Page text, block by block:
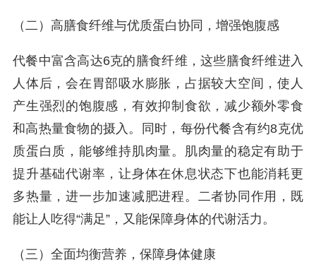
（二）高膳食纤维与优质蛋白协同，增强饱腹感
代餐中富含高达6克的膳食纤维，这些膳食纤维进入
人体后，会在胃部吸水膨胀，占据较大空间，使人
产生强烈的饱腹感，有效抑制食欲，减少额外零食
和高热量食物的摄入。同时，每份代餐含有约8克优
质蛋白质，能够维持肌肉量。肌肉量的稳定有助于
提升基础代谢率，让身体在休息状态下也能消耗更
多热量，进一步加速减肥进程。二者协同作用，既
能让人吃得“满足”，又能保障身体的代谢活力。
（三）全面均衡营养，保障身体健康